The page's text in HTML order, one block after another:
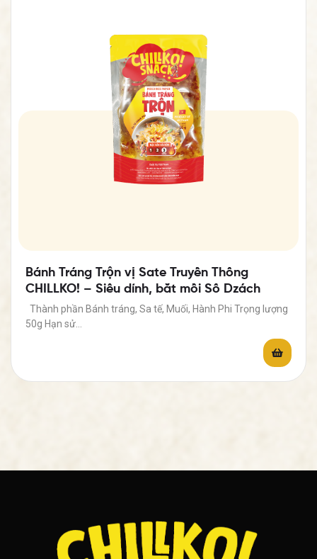
Bánh Tráng Trộn vị Sate Truyền Thống
CHILLKO! – Siêu dính, bắt mồi Số Dzách
Thành phần Bánh tráng, Sa tế, Muối, Hành Phi Trọng lượng
50g Hạn sử…